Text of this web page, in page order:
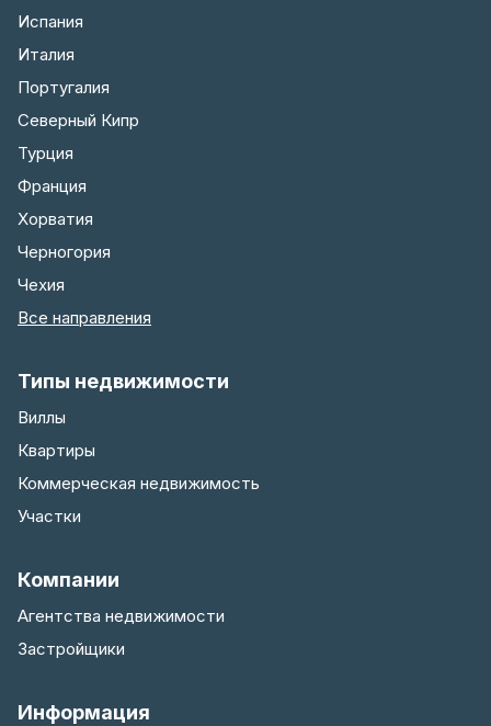
Испания
Италия
Португалия
Северный Кипр
Турция
Франция
Хорватия
Черногория
Чехия
Все направления
Типы недвижимости
Виллы
Квартиры
Коммерческая недвижимость
Участки
Компании
Агентства недвижимости
Застройщики
Информация